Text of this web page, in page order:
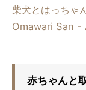
柴犬とはっちゃ
Omawari San
赤ちゃんと